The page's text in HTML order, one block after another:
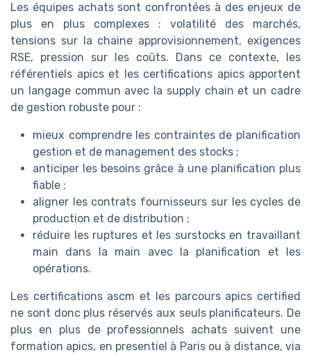
Les équipes achats sont confrontées à des enjeux de
plus en plus complexes : volatilité des marchés,
tensions sur la chaine approvisionnement, exigences
RSE, pression sur les coûts. Dans ce contexte, les
référentiels apics et les certifications apics apportent
un langage commun avec la supply chain et un cadre
de gestion robuste pour :
mieux comprendre les contraintes de planification
gestion et de management des stocks ;
anticiper les besoins grâce à une planification plus
fiable ;
aligner les contrats fournisseurs sur les cycles de
production et de distribution ;
réduire les ruptures et les surstocks en travaillant
main dans la main avec la planification et les
opérations.
Les certifications ascm et les parcours apics certified
ne sont donc plus réservés aux seuls planificateurs. De
plus en plus de professionnels achats suivent une
formation apics, en presentiel à Paris ou à distance, via